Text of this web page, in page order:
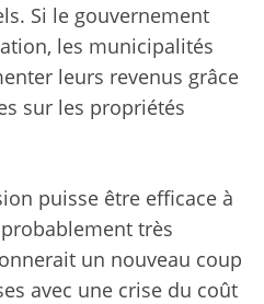
Si le gouvernement
les municipalités
leurs revenus grâce
sur les propriétés
puisse être efficace à
très
un nouveau coup
avec une crise du coût